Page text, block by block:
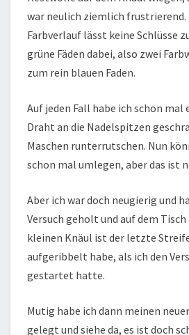
war neulich ziemlich frustrierend.
Farbverlauf lässt keine Schlüsse
grüne Fäden dabei, also zwei
zum rein blauen Faden.
Auf jeden Fall habe ich schon mal
Draht an die Nadelspitzen
Maschen runterrutschen. Nun
schon mal umlegen, aber das ist
Aber ich war doch neugierig und
Versuch geholt und auf dem
kleinen Knäul ist der letzte
aufgeribbelt habe, als ich den
gestartet hatte.
Mutig habe ich dann meinen
gelegt und siehe da, es ist doch